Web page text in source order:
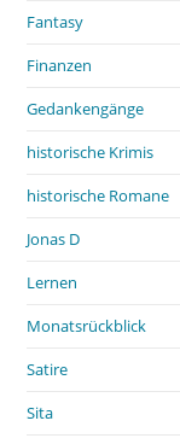
Fantasy
Finanzen
Gedankengänge
historische Krimis
historische Romane
Jonas D
Lernen
Monatsrückblick
Satire
Sita